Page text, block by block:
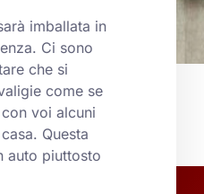
imballata in
Ci sono
che si
come se
voi alcuni
Questa
auto piuttosto